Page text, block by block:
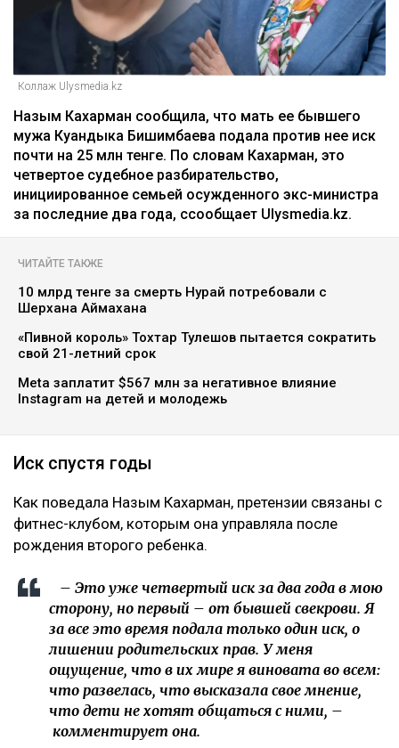
Коллаж Ulysmedia.kz
Назым Кахарман сообщила, что мать ее бывшего
мужа Куандыка Бишимбаева подала против нее иск
почти на 25 млн тенге. По словам Кахарман, это
четвертое судебное разбирательство,
инициированное семьей осужденного экс-министра
за последние два года, ссообщает Ulysmedia.kz.
ЧИТАЙТЕ ТАКЖЕ
10 млрд тенге за смерть Нурай потребовали с
Шерхана Аймахана
«Пивной король» Тохтар Тулешов пытается сократить
свой 21-летний срок
Meta заплатит $567 млн за негативное влияние
Instagram на детей и молодежь
Иск спустя годы
Как поведала Назым Кахарман, претензии связаны с
фитнес-клубом, которым она управляла после
рождения второго ребенка.
– Это уже четвертый иск за два года в мою
сторону, но первый – от бывшей свекрови. Я
за все это время подала только один иск, о
лишении родительских прав. У меня
ощущение, что в их мире я виновата во всем:
что развелась, что высказала свое мнение,
что дети не хотят общаться с ними, –
комментирует она.